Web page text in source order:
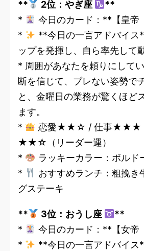
** 2位：やぎ座
**
*
今日のカード：**【皇帝
*
**今日の一言アドバイス
ップを発揮し、自ら率先して
* 周囲があなたを頼りにして
断を信じて、ブレない姿勢で
と、金曜日の業務が驚くほど
ます。
*
恋愛★★☆ / 仕事★★★ /
★★☆（リーダー運）
*
ラッキーカラー：ボルド
*
おすすめランチ：粗挽き
グステーキ
** 3位：おうし座
**
*
今日のカード：**【女帝
*
**今日の一言アドバイス